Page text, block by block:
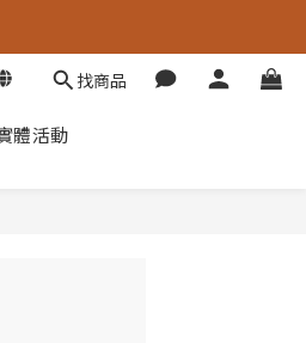
找商品
體活動